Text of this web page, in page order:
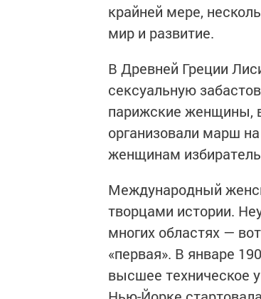
крайней мере,
мир и развитие.
В Древней Греции
сексуальную
парижские женщины,
организовали марш
женщинам
Международный
творцами истории.
многих областях —
«первая». В январе
высшее техническое